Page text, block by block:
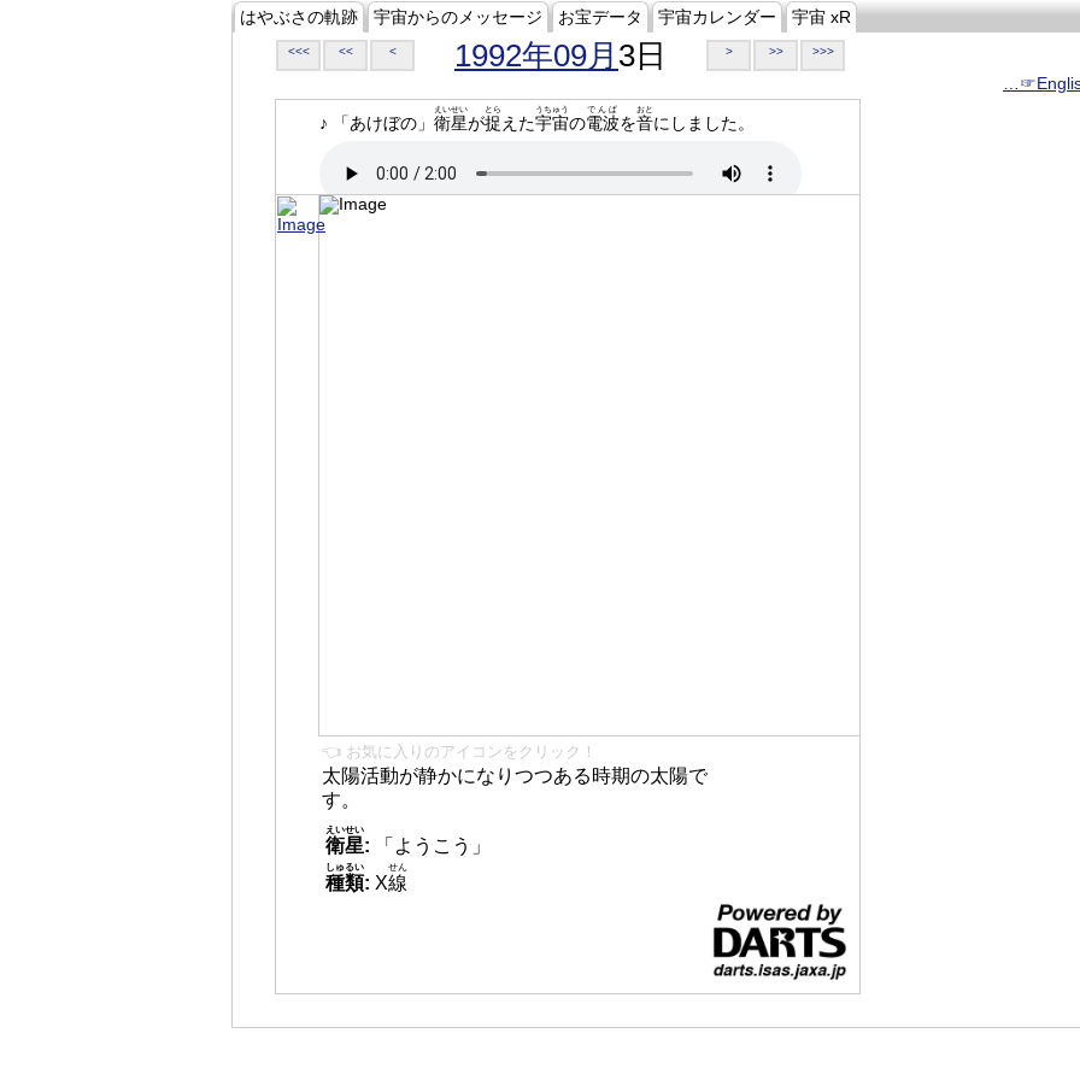
はやぶさの軌跡 宇宙からのメッセージ お宝データ 宇宙カレンダー 宇宙 xR
<<< << < 1992年09月 3日 > >> >>>
♪ 「あけぼの」 衛星
えいせい
が捉
とら
えた宇宙
うちゅう
の電波
でんぱ
を音
おと
にしました。
👈 お気に入りのアイコンをクリック！
太陽活動が静かになりつつある時期の太陽で
す。
衛星
えいせい
:
「ようこう」
種類
しゅるい
: X線
せん